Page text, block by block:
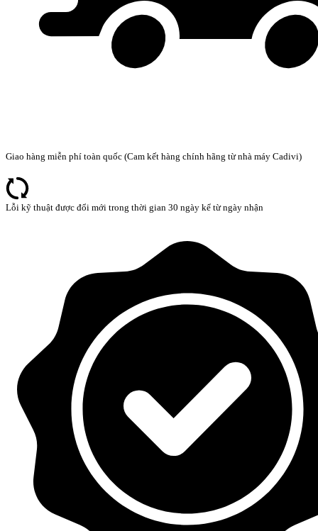
Giao hàng miễn phí toàn quốc (Cam kết hàng chính hãng từ nhà máy Cadivi)
Lỗi kỹ thuật được đổi mới trong thời gian 30 ngày kể từ ngày nhận